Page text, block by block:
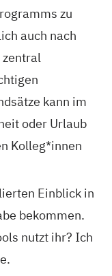
zu
auch nach
zentral
kann im
oder Urlaub
Kolleg*innen
Einblick in
bekommen.
nutzt ihr? Ich